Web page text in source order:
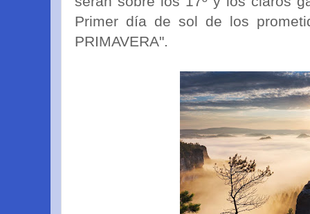
Primer día de sol de los
PRIMAVERA".